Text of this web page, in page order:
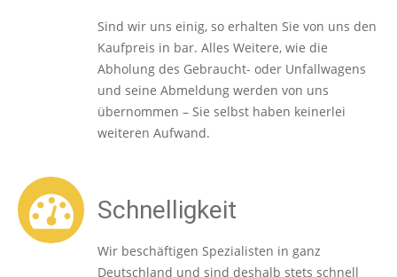
Sind wir uns einig, so erhalten Sie von uns den
Kaufpreis in bar. Alles Weitere, wie die
Abholung des Gebraucht- oder Unfallwagens
und seine Abmeldung werden von uns
übernommen – Sie selbst haben keinerlei
weiteren Aufwand.
Schnelligkeit
Wir beschäftigen Spezialisten in ganz
Deutschland und sind deshalb stets schnell